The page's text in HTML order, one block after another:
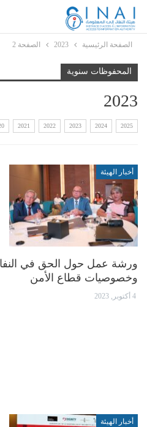
الصفحة الرئيسية 2023 الصفحة 2
المحفوظات سنوية
2023
2025
2024
2023
2022
2021
أخبار الهيئة
ورشة عمل حول الحق في
وخصوصيات قطاع الأمن
4 أكتوبر, 2023
أخبار الهيئة